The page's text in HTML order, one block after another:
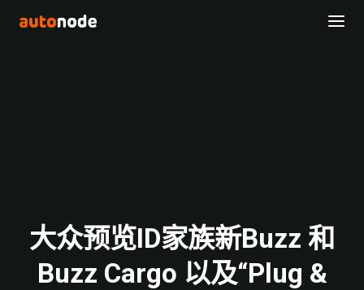
Search
大众预览ID家族新Buzz 和
Buzz Cargo 以及“Plug &